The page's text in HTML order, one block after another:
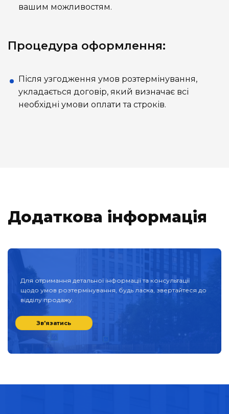
вашим можливостям.
Процедура оформлення:
Після узгодження умов розтермінування,
укладається договір, який визначає всі
необхідні умови оплати та строків.
Додаткова інформація
Для отримання детальної інформації та консультації
щодо умов розтермінування, будь ласка, звертайтеся до
відділу продажу.
Зв'язатись